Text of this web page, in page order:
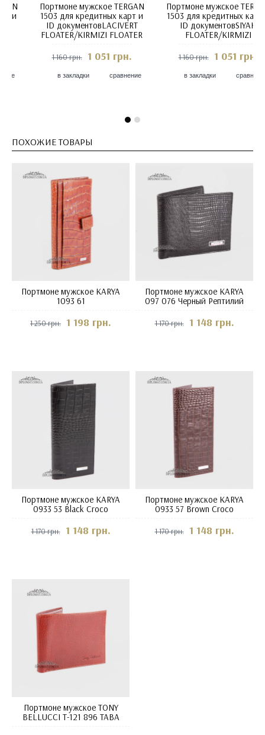
Портмоне мужское TERGAN
1503 для кредитных карт и
ID документовKAHVE
FLOATER Коричневый
1 160 грн. 1 051 грн.
в закладки сравнение
Портмоне мужское TERGAN
1503 для кредитных карт и
ID документовLACIVERT
FLOATER Т.Синий
1 160 грн. 1 051 грн.
в закладки сравнение
ПОХОЖИЕ ТОВАРЫ
Портмоне мужское KARYA
1093 61
1 250 грн. 1 198 грн.
Портмоне мужское KARYA
097 076 Черный Рептилий
1 170 грн. 1 148 грн.
Портмоне мужское KARYA
0933 53 Black Croco
1 170 грн. 1 148 грн.
Портмоне мужское KARYA
0933 57 Brown Croco
1 170 грн. 1 148 грн.
Портмоне мужское TONY
BELLUCCI T-121 896 TABA